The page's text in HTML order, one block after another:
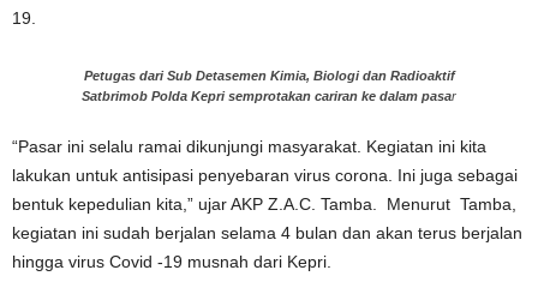
19.
Petugas dari Sub Detasemen Kimia, Biologi dan Radioaktif
Satbrimob Polda Kepri semprotakan cariran ke dalam pasar
“Pasar ini selalu ramai dikunjungi masyarakat. Kegiatan ini kita
lakukan untuk antisipasi penyebaran virus corona. Ini juga sebagai
bentuk kepedulian kita,” ujar AKP Z.A.C. Tamba. Menurut Tamba,
kegiatan ini sudah berjalan selama 4 bulan dan akan terus berjalan
hingga virus Covid -19 musnah dari Kepri.